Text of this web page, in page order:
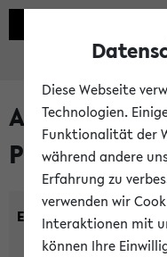
Alle noch
Prüfungen
Einrichtung:
Diese Webseite
Technologien.
Funktionalität der
während andere
Erfahrung zu
verwenden wir
Interaktionen mit
können Ihre